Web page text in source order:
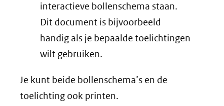
interactieve bollenschema staan.
Dit document is bijvoorbeeld
handig als je bepaalde toelichtingen
wilt gebruiken.
Je kunt beide bollenschema’s en de
toelichting ook printen.